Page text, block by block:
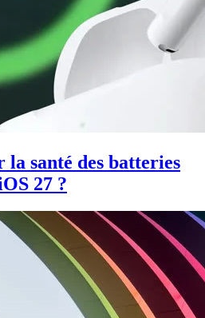
la santé des batteries
27 ?